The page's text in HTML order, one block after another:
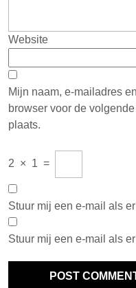
Website
Mijn naam, e-mailadres
browser voor de
plaats.
2 × 1 =
Stuur mij een e-mail als
Stuur mij een e-mail als